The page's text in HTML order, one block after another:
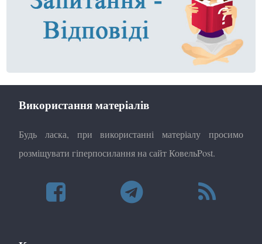
Використання матеріалів
Будь ласка, при використанні матеріалу просимо
розміщувати гіперпосилання на сайт КовельPost.